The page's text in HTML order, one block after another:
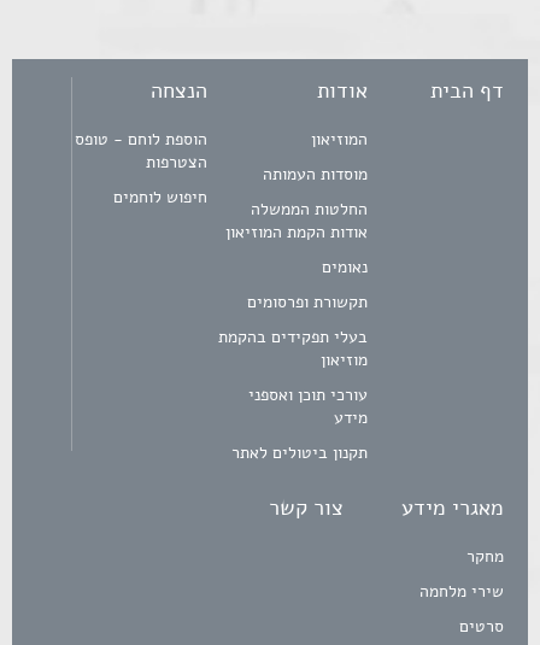
דף הבית אודות
המוזיאון
מוסדות העמותה
החלטות הממשלה
אודות הקמת המוזיאון
נאומים
תקשורת ופרסומים
בעלי תפקידים בהקמת
מוזיאון
עורכי תוכן ואספני
מידע
תקנון ביטולים לאתר
הנצחה
הוספת לוחם - טופס
הצטרפות
חיפוש לוחמים
מאגרי מידע
מחקר
שירי מלחמה
סרטים
צור קשר